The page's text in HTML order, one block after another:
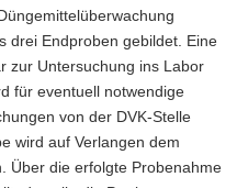
drei Endproben gebildet. Eine
zur Untersuchung ins Labor
für eventuell notwendige
von der DVK-Stelle
wird auf Verlangen dem
Über die erfolgte Probenahme